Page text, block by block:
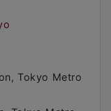
Tokyo Metro